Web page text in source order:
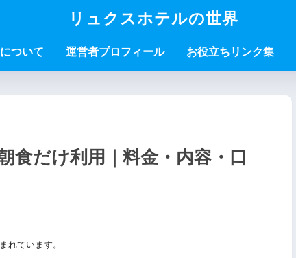
リュクスホテルの世界
ついて 運営者プロフィール お役立ちリンク集
食だけ利用｜料金・内容・口
れています。